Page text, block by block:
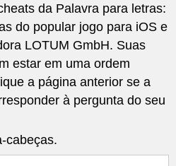
da Palavra para letras:
do popular jogo para iOS e
LOTUM GmbH. Suas
estar em uma ordem
a página anterior se a
à pergunta do seu
cabeças.